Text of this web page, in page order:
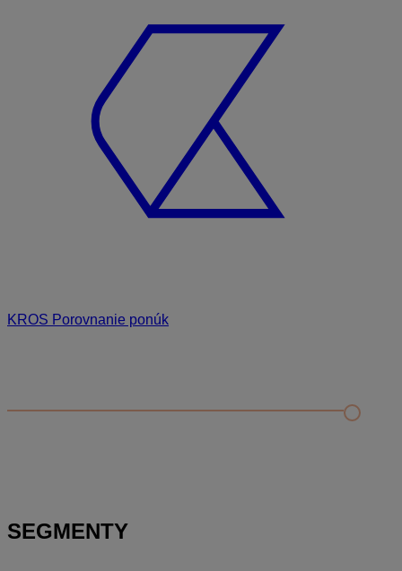
KROS Porovnanie ponúk
Nastavenie šanónov
SEGMENTY